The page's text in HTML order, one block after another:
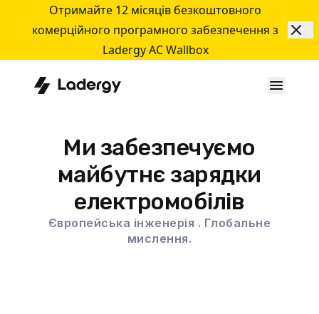
Отримайте 12 місяців безкоштовного
комерційного програмного забезпечення з
Ladergy AC Wallbox
Ми забезпечуємо
майбутнє зарядки
електромобілів
Європейська інженерія . Глобальне
мислення.